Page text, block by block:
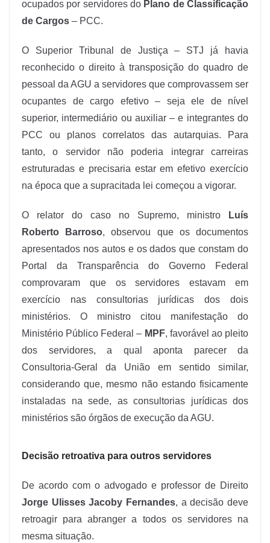
ocupados por servidores do Plano de Classificação
de Cargos – PCC.
O Superior Tribunal de Justiça – STJ já havia
reconhecido o direito à transposição do quadro de
pessoal da AGU a servidores que comprovassem ser
ocupantes de cargo efetivo – seja ele de nível
superior, intermediário ou auxiliar – e integrantes do
PCC ou planos correlatos das autarquias. Para
tanto, o servidor não poderia integrar carreiras
estruturadas e precisaria estar em efetivo exercício
na época que a supracitada lei começou a vigorar.
O relator do caso no Supremo, ministro
Luís
Roberto Barroso, observou que os documentos
apresentados nos autos e os dados que constam do
Portal da Transparência do Governo Federal
comprovaram que os servidores estavam em
exercício nas consultorias jurídicas dos dois
ministérios. O ministro citou manifestação do
Ministério Público Federal – MPF, favorável ao pleito
dos servidores, a qual aponta parecer da
Consultoria-Geral da União em sentido similar,
considerando que, mesmo não estando fisicamente
instaladas na sede, as consultorias jurídicas dos
ministérios são órgãos de execução da AGU.
Decisão retroativa para outros servidores
De acordo com o advogado e professor de Direito
Jorge Ulisses Jacoby Fernandes, a decisão deve
retroagir para abranger a todos os servidores na
mesma situação.